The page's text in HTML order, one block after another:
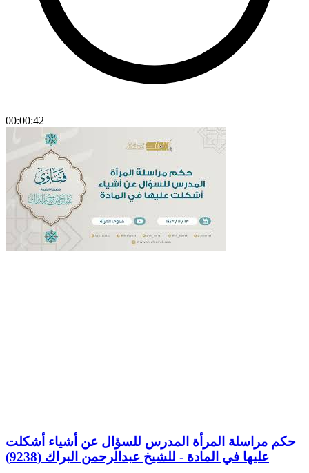
00:00:42
حكم مراسلة المرأة المدرس للسؤال عن أشياء أشكلت
عليها في المادة - للشيخ عبدالرحمن البراك (9238)